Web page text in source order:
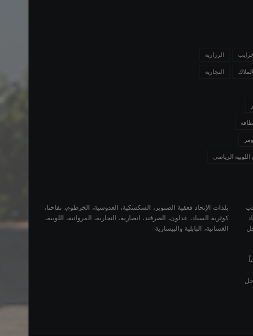
الزرارية
الملاك النجارية
الرياضي
1297 ، وانتخب
بلدات الإتحاد قعقية الصنوبر، السكسكية، العدوسية، الخرطوم، تفاحتا،
كوثرية السياد، عدلون، الصرفند، انصارية، النجارية، المروانية، اللوبية،
الغسانية، البابلية والبيسارية